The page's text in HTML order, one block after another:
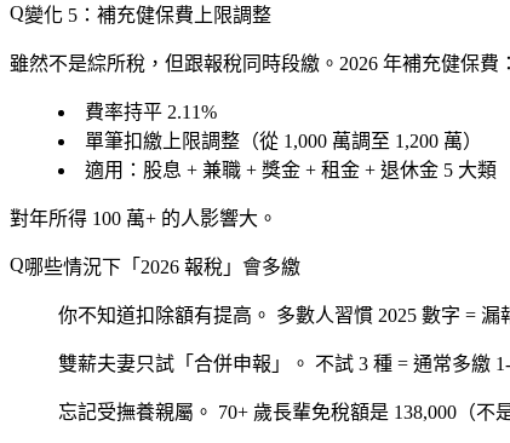
變化 5：補充健保費上限調整
雖然不是綜所稅，但跟報稅同時段繳。2026 年補充健保費：
費率持平 2.11%
單筆扣繳上限調整（從 1,000 萬調至 1,200 萬）
適用：股息 + 兼職 + 獎金 + 租金 + 退休金 5 大類
對年所得 100 萬+ 的人影響大。
哪些情況下「2026 報稅」會多繳
你不知道扣除額有提高。 多數人習慣 2025 數字 = 漏
雙薪夫妻只試「合併申報」。 不試 3 種 = 通常多繳
忘記受撫養親屬。 70+ 歲長輩免稅額是 138,000（不